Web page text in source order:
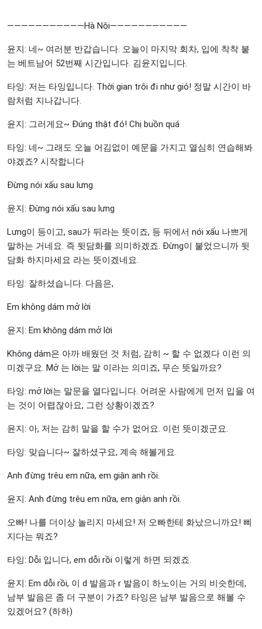
———————————Hà Nội———————————
윤지: 네~ 여러분 반갑습니다. 오늘이 마지막 회차, 입에 착착 붙
는 베트남어 52번째 시간입니다. 김윤지입니다.
타잉: 저는 타잉입니다. Thời gian trôi đi như gió! 정말 시간이 바
람처럼 지나갑니다.
윤지: 그러게요~ Đúng thật đó! Chị buồn quá
타잉: 네~ 그래도 오늘 어김없이 예문을 가지고 열심히 연습해봐
야겠죠? 시작합니다
Đừng nói xấu sau lưng
윤지: Đừng nói xấu sau lưng
Lưng이 등이고, sau가 뒤라는 뜻이죠, 등 뒤에서 nói xấu 나쁘게
말하는 거네요. 즉 뒷담화를 의미하겠죠. Đừng이 붙었으니까 뒷
담화 하지마세요 라는 뜻이겠네요.
타잉: 잘하셨습니다. 다음은,
Em không dám mở lời
윤지: Em không dám mở lời
Không dám은 아까 배웠던 것 처럼, 감히 ~ 할 수 없겠다 이런 의
미겠구요. Mở 는 lời는 말 이라는 의미죠, 무슨 뜻일까요?
타잉: mở lời는 말문을 열다입니다. 어려운 사람에게 먼저 입을 여
는 것이 어렵잖아요, 그런 상황이겠죠?
윤지: 아, 저는 감히 말을 할 수가 없어요. 이런 뜻이겠군요.
타잉: 맞습니다~ 잘하셨구요, 계속 해볼게요.
Anh đừng trêu em nữa, em giận anh rồi.
윤지: Anh đừng trêu em nữa, em giận anh rồi.
오빠! 나를 더이상 놀리지 마세요! 저 오빠한테 화났으니까요! 삐
지다는 뭐죠?
타잉: Dỗi 입니다, em dỗi rồi 이렇게 하면 되겠죠.
윤지: Em dỗi rồi, 이 d 발음과 r 발음이 하노이는 거의 비슷한데,
남부 발음은 좀 더 구분이 가죠? 타잉은 남부 발음으로 해볼 수
있겠어요? (하하)